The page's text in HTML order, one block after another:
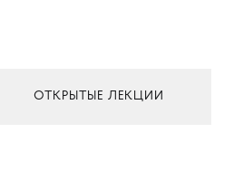
ОТКРЫТЫЕ ЛЕКЦИИ